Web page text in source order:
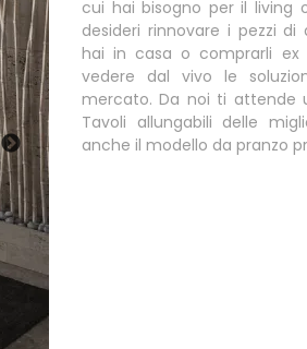
cui hai bisogno per il living
desideri rinnovare i pezzi
hai in casa o comprarli ex
vedere dal vivo le
mercato. Da noi ti attende
Tavoli allungabili delle
anche il modello da pranzo